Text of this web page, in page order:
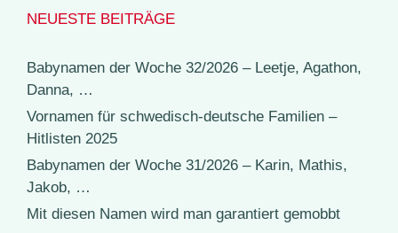
NEUESTE BEITRÄGE
Babynamen der Woche 32/2026 – Leetje, Agathon,
Danna, …
Vornamen für schwedisch-deutsche Familien –
Hitlisten 2025
Babynamen der Woche 31/2026 – Karin, Mathis,
Jakob, …
Mit diesen Namen wird man garantiert gemobbt